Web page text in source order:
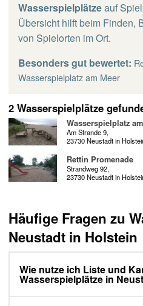
Wasserspielplätzeauf
Übersicht hilft beim Finden,
von Spielorten im Ort.
Besonders gut bewertet:
Wasserspielplatz am Meer
2 Wasserspielplätze
Wasserspielplatz
Am Strande 9,
23730 Neustadt in
Rettin Promenade
Strandweg 92,
23730 Neustadt in
Häufige Fragen zu
Neustadt in Holstein
Wie nutze ich Liste und
Wasserspielplätze in